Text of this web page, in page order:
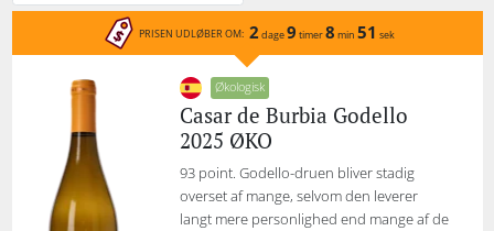
PRISEN UDLØBER OM: 2 dage9 timer8 min 51 sek
Økologisk
Casar de Burbia Godello
2025 ØKO
93 point. Godello-druen bliver stadig
overset af mange, selvom den leverer
langt mere personlighed end mange af de